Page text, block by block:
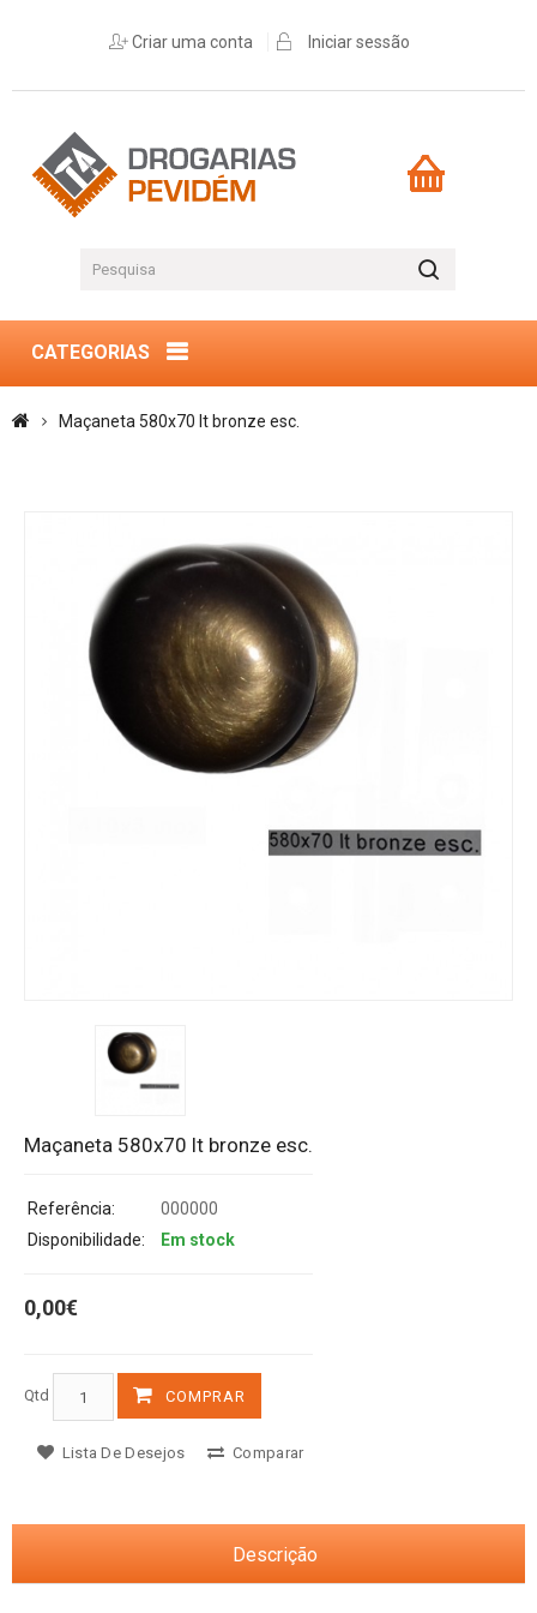
Criar uma conta Iniciar sessão
CATEGORIAS
Maçaneta 580x70 lt bronze esc.
Maçaneta 580x70 lt bronze esc.
Referência:
000000
Disponibilidade:
Em stock
0,00€
Qtd COMPRAR
Lista De Desejos Comparar
Descrição